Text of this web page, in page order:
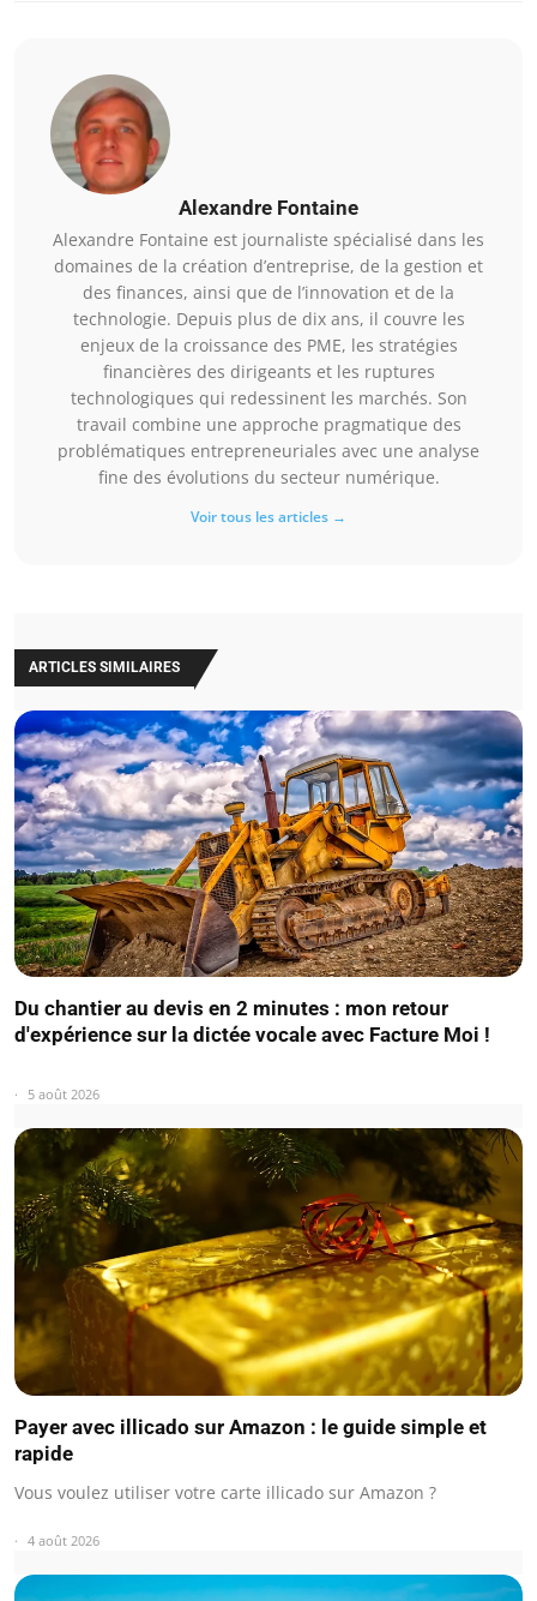
Alexandre Fontaine
Alexandre Fontaine est journaliste spécialisé dans les
domaines de la création d’entreprise, de la gestion et
des finances, ainsi que de l’innovation et de la
technologie. Depuis plus de dix ans, il couvre les
enjeux de la croissance des PME, les stratégies
financières des dirigeants et les ruptures
technologiques qui redessinent les marchés. Son
travail combine une approche pragmatique des
problématiques entrepreneuriales avec une analyse
fine des évolutions du secteur numérique.
Voir tous les articles →
ARTICLES SIMILAIRES
Du chantier au devis en 2 minutes : mon retour
d'expérience sur la dictée vocale avec Facture Moi !
5 août 2026
Payer avec illicado sur Amazon : le guide simple et
rapide
Vous voulez utiliser votre carte illicado sur Amazon ?
4 août 2026